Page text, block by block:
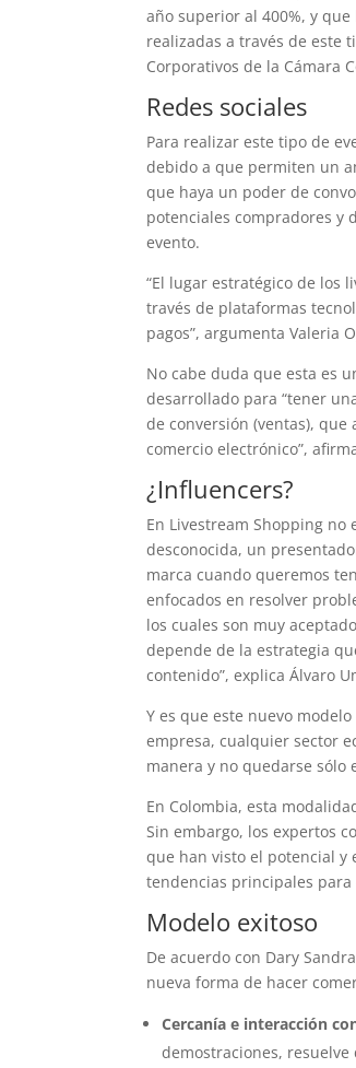
año superior al 400%, y
realizadas a través de este
Corporativos de la Cámara
Redes sociales
Para realizar este tipo de
debido a que permiten un
que haya un poder de
potenciales compradores y
evento.
“El lugar estratégico de los
través de plataformas
pagos”, argumenta Valeria
No cabe duda que esta es
desarrollado para “tener
de conversión (ventas),
comercio electrónico”,
¿Influencers?
En Livestream Shopping
desconocida, un
marca cuando queremos
enfocados en resolver
los cuales son muy
depende de la estrategia
contenido”, explica Álvaro
Y es que este nuevo
empresa, cualquier sector
manera y no quedarse sólo
En Colombia, esta
Sin embargo, los expertos
que han visto el potencial y
tendencias principales
Modelo exitoso
De acuerdo con Dary
nueva forma de hacer
Cercanía e interacción
demostraciones,